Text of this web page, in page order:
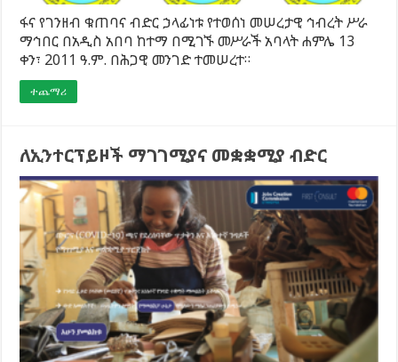
ፋና የገንዘብ ቁጠባና ብድር ኃላፊነቱ የተወሰነ መሠረታዊ ኅብረት ሥራ
ማኅበር በአዲስ አበባ ከተማ በሚገኙ መሥራች አባላት ሐምሌ 13
ቀን፣ 2011 ዓ.ም. በሕጋዊ መንገድ ተመሠረተ።
ተጨማሪ
ለኢንተርፕይዞች ማገገሚያና መቋቋሚያ ብድር